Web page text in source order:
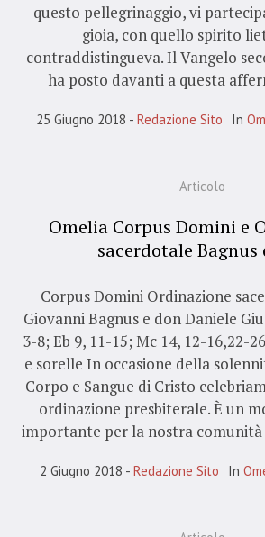
questo pellegrinaggio, vi
gioia, con quello spirito
contraddistingueva. Il Vangelo
ha posto davanti a questa
25 Giugno 2018 Redazione Sito In
Articolo
Omelia Corpus Domini e
sacerdotale Bagnus
Corpus Domini Ordinazione
Giovanni Bagnus e don Daniele
3-8; Eb 9, 11-15; Mc 14, 12-16,22-
e sorelle In occasione della
Corpo e Sangue di Cristo
ordinazione presbiterale. È un
importante per la nostra comunità
2 Giugno 2018 Redazione Sito In